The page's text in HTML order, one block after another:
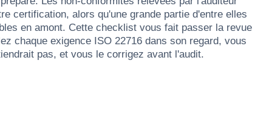
certification, alors qu'une grande partie d'entre elles
en amont. Cette checklist vous fait passer la revue
chaque exigence ISO 22716 dans son regard, vous
pas, et vous le corrigez avant l'audit.